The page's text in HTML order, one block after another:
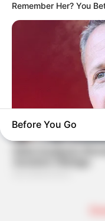
Remember Her? You
Before You Go